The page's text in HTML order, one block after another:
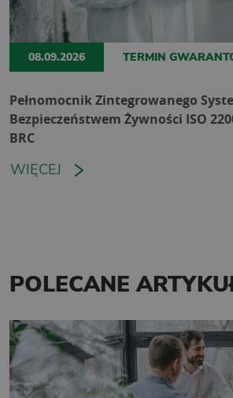
08.09.2026 TERMIN
Pełnomocnik Zintegrowanego
Bezpieczeństwem Żywności ISO
BRC
WIĘCEJ
POLECANE